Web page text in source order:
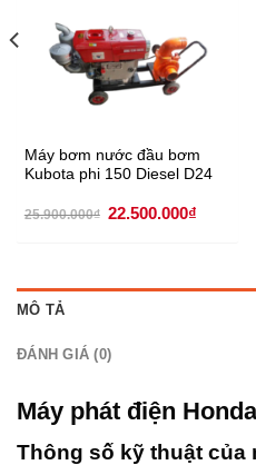
Máy bơm nước đầu bơm
Kubota phi 150 Diesel D24
25.900.000₫ Giá
22.500.000₫
MÔ TẢ
ĐÁNH GIÁ (0)
Máy phát điện
Thông số kỹ thuật của